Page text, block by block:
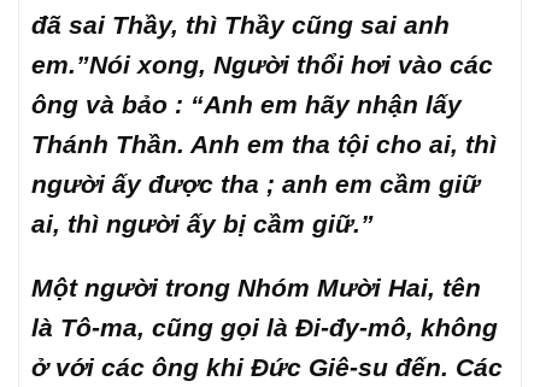
đã sai Thầy, thì Thầy cũng sai anh
em.”Nói xong, Người thổi hơi vào các
ông và bảo : “Anh em hãy nhận lấy
Thánh Thần. Anh em tha tội cho ai, thì
người ấy được tha ; anh em cầm giữ
ai, thì người ấy bị cầm giữ.”
Một người trong Nhóm Mười Hai, tên
là Tô-ma, cũng gọi là Đi-đy-mô, không
ở với các ông khi Đức Giê-su đến. Các